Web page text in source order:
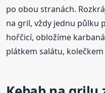
po obou stranách.
na gril, vždy jednu půlku
hořčicí, obložíme
plátkem salátu,